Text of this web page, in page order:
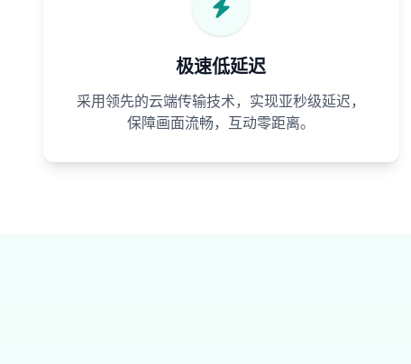
极速低延迟
采用领先的云端传输技术，实现亚秒级延迟，
保障画面流畅，互动零距离。